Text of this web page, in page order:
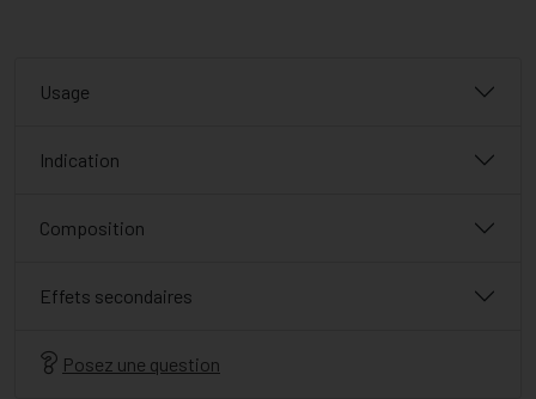
Usage
Indication
Composition
Effets secondaires
Posez une question